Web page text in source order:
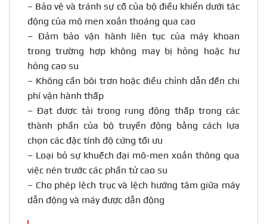
– Bảo vệ và tránh sự cố của bộ điều khiển dưới tác
động của mô men xoắn thoáng qua cao
– Đảm bảo vận hành liên tục của máy khoan
trong trường hợp không may bị hỏng hoặc hư
hỏng cao su
– Không cần bôi trơn hoặc điều chỉnh dẫn đến chi
phí vận hành thấp
– Đạt được tải trọng rung động thấp trong các
thành phần của bộ truyền động bằng cách lựa
chọn các đặc tính độ cứng tối ưu
– Loại bỏ sự khuếch đại mô-men xoắn thông qua
việc nén trước các phần tử cao su
– Cho phép lệch trục và lệch hướng tâm giữa máy
dẫn động và máy được dẫn động